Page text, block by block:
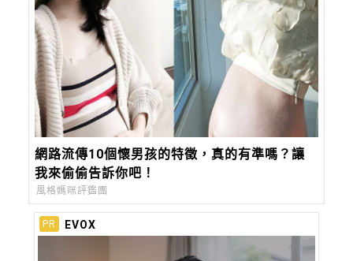
網路流傳10個懷男孩的特徵，真的有準嗎？讓
我來偷偷告訴你吧！
風格媽咪評鑑團
PR EVOX